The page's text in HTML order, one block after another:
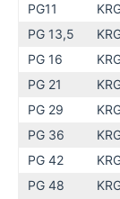
PG11
PG 13,5
PG 16
PG 21
PG 29
PG 36
PG 42
PG 48